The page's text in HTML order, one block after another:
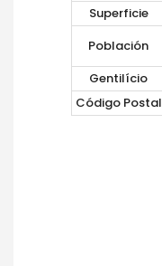
Superficie
Población
Gentilício
Código Postal